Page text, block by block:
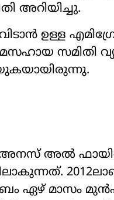
അറിയിച്ചു.
ഉള്ള
സമിതി
അനസ്​ അൽ
ഏഴ് മാസം